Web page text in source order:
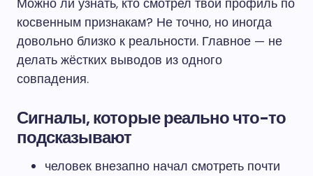
Можно ли узнать, кто смотрел твой профиль по
косвенным признакам? Не точно, но иногда
довольно близко к реальности. Главное — не
делать жёстких выводов из одного
совпадения.
Сигналы, которые реально что-то
подсказывают
человек внезапно начал смотреть почти